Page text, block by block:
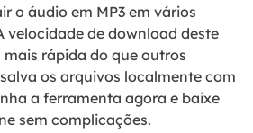
o áudio em MP3 em vários
velocidade de download deste
mais rápida do que outros
os arquivos localmente com
a ferramenta agora e baixe
sem complicações.